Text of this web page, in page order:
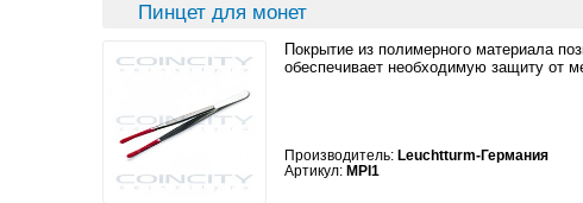
Пинцет для монет
Покрытие из полимерного материала
обеспечивает необходимую защиту от
Производитель: Leuchtturm-Германия
Артикул: MPI1